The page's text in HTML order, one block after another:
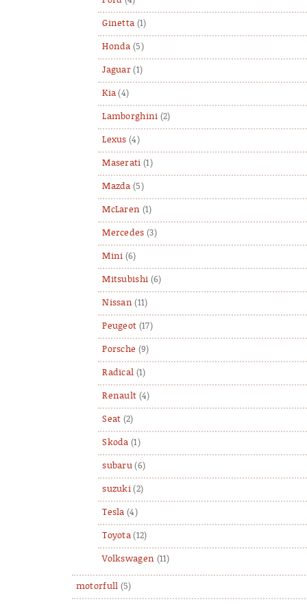
Ginetta (1)
Honda (5)
Jaguar (1)
Kia (4)
Lamborghini (2)
Lexus (4)
Maserati (1)
Mazda (5)
McLaren (1)
Mercedes (3)
Mini (6)
Mitsubishi (6)
Nissan (11)
Peugeot (17)
Porsche (9)
Radical (1)
Renault (4)
Seat (2)
Skoda (1)
subaru (6)
suzuki (2)
Tesla (4)
Toyota (12)
Volkswagen (11)
motorfull (5)